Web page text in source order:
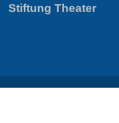
Stiftung Theater